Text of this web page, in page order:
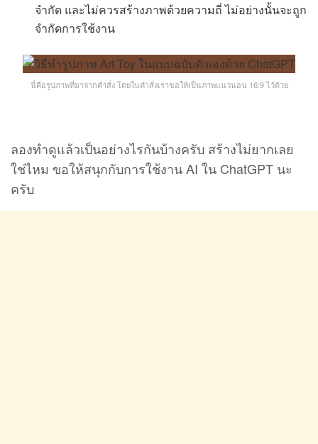
จำกัด และไม่ควรสร้างภาพด้วยความถี่ ไม่อย่างนั้นจะถูก
จำกัดการใช้งาน
นี่คือรูปภาพที่มาจากคำสั่ง โดยในคำสั่งเราขอให้เป็นภาพแนวนอน 16:9 ไว้ด้วย
ลองทำดูแล้วเป็นอย่างไรกันบ้างครับ สร้างไม่ยากเลย
ใช่ไหม ขอให้สนุกกับการใช้งาน AI ใน ChatGPT นะ
ครับ